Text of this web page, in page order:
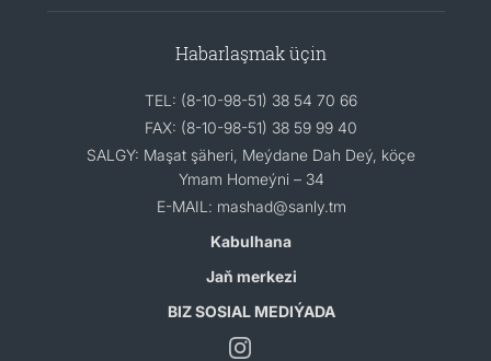
Habarlaşmak üçin
TEL: (8-10-98-51) 38 54 70 66
FAX: (8-10-98-51) 38 59 99 40
SALGY: Maşat şäheri, Meýdane Dah Deý, köçe
Ymam Homeýni – 34
E-MAIL: mashad@sanly.tm
Kabulhana
Jaň merkezi
BIZ SOSIAL MEDIÝADA